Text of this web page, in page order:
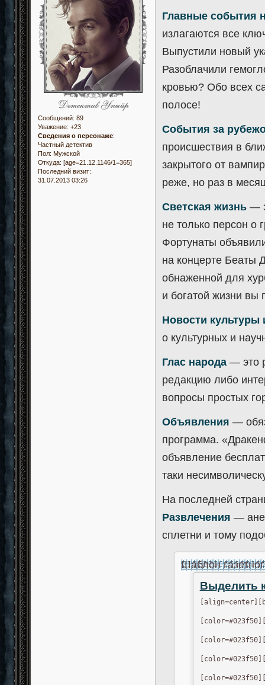
Сообщений: 89
Уважение: +23
Сведения о персонаже:
Частный детектив
Пол: Мужской
Откуда: [age=21.12.1146/1=365]
Последний визит:
31.07.2013 03:26
Главные события
излагаются все
Выпустили новый
Разоблачили
кровью? Обо всех
полосе!
События за
происшествия в
закрытого от
реже, но раз в
Светская жизнь —
не только персон о
Фортунаты
на концерте Беаты
обнаженной для
и богатой жизни вы
Новости культуры
о культурных и
Глас народа — это
редакцию либо
вопросы простых
Объявления —
программа.
объявление
таки
На последней
Развлечения—
сплетни и тому
Шаблон
Выделить